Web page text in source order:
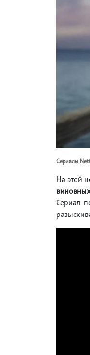
Сериалы
На этой
Сериал